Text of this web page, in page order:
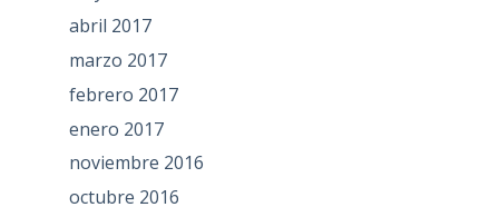
abril 2017
marzo 2017
febrero 2017
enero 2017
noviembre 2016
octubre 2016